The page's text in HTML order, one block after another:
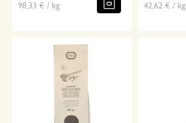
98,33 € / kg
42,62 € / kg